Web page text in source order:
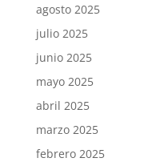
agosto 2025
julio 2025
junio 2025
mayo 2025
abril 2025
marzo 2025
febrero 2025